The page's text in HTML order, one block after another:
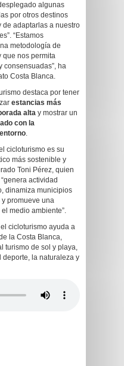
algunas
por otros destinos
de adaptarlas a nuestro
“Estamos
metodología de
que nos permita
consensuadas”, ha
Costa Blanca.
destaca por tener
estancias más
alta y mostrar un
con la
.
cicloturismo es su
más sostenible y
Toni Pérez, quien
actividad
dinamiza municipios
promueve una
medio ambiente”.
cicloturismo ayuda a
la Costa Blanca,
turismo de sol y playa,
la naturaleza y